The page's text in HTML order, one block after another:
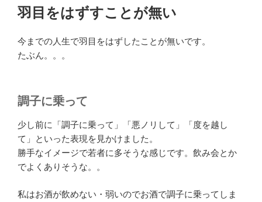
稿
日:
羽目をはずすことが無い
今までの人生で羽目をはずしたことが無いです。
たぶん。。。
調子に乗って
少し前に「調子に乗って」「悪ノリして」「度を越し
て」といった表現を見かけました。
勝手なイメージで若者に多そうな感じです。飲み会とか
でよくありそうな。。
私はお酒が飲めない・弱いのでお酒で調子に乗ってしま